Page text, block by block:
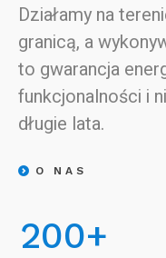
Działamy na
granicą, a
to gwarancja
funkcjonalności i
długie lata.
O NAS
200+